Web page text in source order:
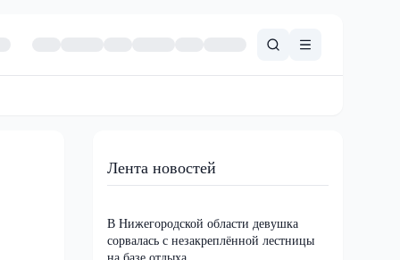
Лента новостей
В Нижегородской области девушка
сорвалась с незакреплённой лестницы
на базе отдыха